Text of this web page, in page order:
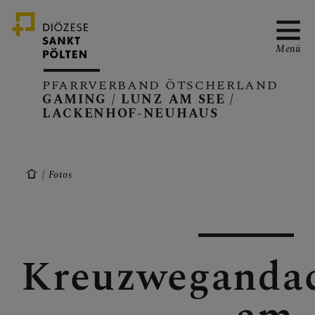
LUNZ/SEE
PFARRVERBAND ÖTSCHERLAND
GAMING / LUNZ AM SEE /
LACKENHOF-NEUHAUS
Menü
Fotos